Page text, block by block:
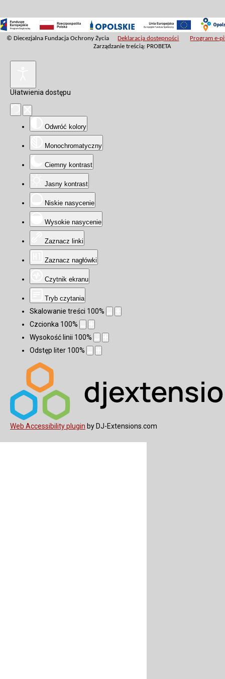
© Diecezjalna Fundacja Ochrony Życia Deklaracja dostępności
Program e-
Zarządzanie treścią: PROBETA
Ułatwienia dostępu
Odwróć kolory
Monochromatyczny
Ciemny kontrast
Jasny kontrast
Niskie nasycenie
Wysokie nasycenie
Zaznacz linki
Zaznacz nagłówki
Czytnik ekranu
Tryb czytania
Skalowanie treści 100%
Czcionka 100%
Wysokość linii 100%
Odstęp liter 100%
Web Accessibility plugin by DJ-Extensions.com